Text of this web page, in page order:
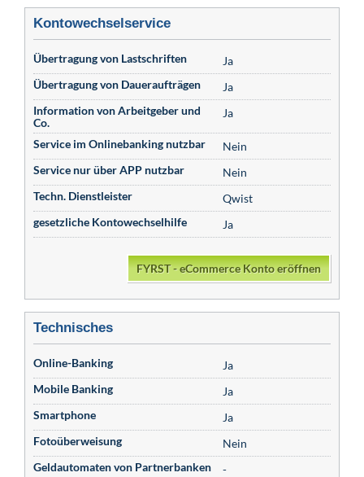
Kontowechselservice
Übertragung von Lastschriften
Ja
Übertragung von Daueraufträgen
Ja
Information von Arbeitgeber und
Co.
Ja
Service im Onlinebanking nutzbar
Nein
Service nur über APP nutzbar
Nein
Techn. Dienstleister
Qwist
gesetzliche Kontowechselhilfe
Ja
FYRST - eCommerce Konto eröffnen
Technisches
Online-Banking
Ja
Mobile Banking
Ja
Smartphone
Ja
Fotoüberweisung
Nein
Geldautomaten von Partnerbanken
-